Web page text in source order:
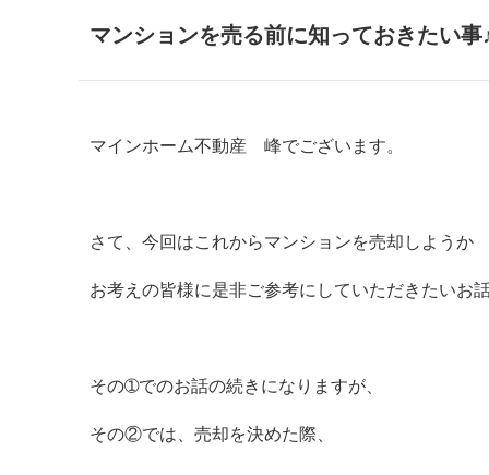
マンションを売る前に知っておきたい
マインホーム不動産 峰でございます。
さて、今回はこれからマンションを売却しようか
お考えの皆様に是非ご参考にしていただきたいお
その➀でのお話の続きになりますが、
その②では、売却を決めた際、